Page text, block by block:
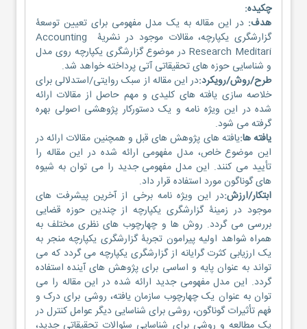
چکیده:
هدف:در این مقاله به یک مدل مفهومی برای تعیین توسعۀ
گزارشگری یکپارچه، مقالات موجود در نشریۀ Accounting
Research Meditari در موضوع گزارشگری یکپارچه روی مدل
و شناسایی حوزه های تحقیقاتی آتی پرداخته خواهد شد.
طرح/روش/رویکرد:در این مقاله از سبک روایتی/استدلالی برای
خلاصه سازی یافته های کلیدی و مهم حاصل از مقالات ارائه
شده در این ویژه نامه و یک دستورکار پژوهشی اصولی بهره
گرفته می شود.
یافته ها:یافته های پژوهش های قبل و همچنین مقالات ارائه در
این موضوع خاص، مدل مفهومی ارائه شده در این مقاله را
تأیید می کنند. این مدل مفهومی جدید را می توان به شیوه
های گوناگون مورد استفاده قرار داد.
ابتکار/ارزش:در این ویژه نامه برخی از آخرین پیشرفت های
موجود در زمینۀ گزارشگری یکپارچه از چندین حوزه قضایی
بررسی می گردد. روش ها و چهارچوب های نظری مختلف به
همراه شواهد اولیه پیرامون تجربۀ گزارشگری یکپارچه منجر به
یک ارزیابی کثرت گرایانه از گزارشگری یکپارچه می گردد که می
تواند به عنوان پایه و اساسی برای پژوهش های آینده استفاده
گردد. این مدل مفهومی جدید ارائه شده در این مقاله را می
توان به عنوان یک چهارچوب سازمان یافته، روشی برای درک و
فهم تأثیرات گوناگون، روشی برای شناسایی دیگر عوامل کنترل در
یک مطالعه و روشی برای شناسایی سئوالات تحقیقاتی جدید،